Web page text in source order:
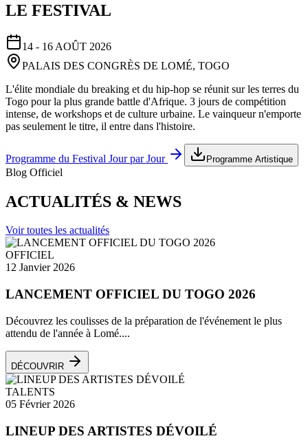
LE FESTIVAL
14 - 16 AOÛT 2026
PALAIS DES CONGRÈS DE LOMÉ, TOGO
L'élite mondiale du breaking et du hip-hop se réunit sur les terres du
Togo pour la plus grande battle d'Afrique. 3 jours de compétition
intense, de workshops et de culture urbaine. Le vainqueur n'emporte
pas seulement le titre, il entre dans l'histoire.
Programme du Festival Jour par Jour Programme Artistique
Blog Officiel
ACTUALITÉS & NEWS
Voir toutes les actualités
OFFICIEL
12 Janvier 2026
LANCEMENT OFFICIEL DU TOGO 2026
Découvrez les coulisses de la préparation de l'événement le plus
attendu de l'année à Lomé....
DÉCOUVRIR
TALENTS
05 Février 2026
LINEUP DES ARTISTES DÉVOILÉ